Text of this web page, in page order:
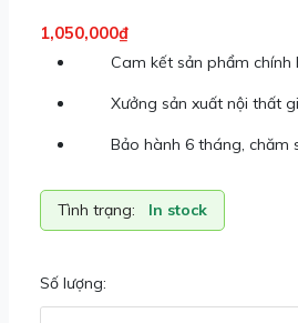
1,050,000₫
Cam kết sản phẩm chính
Xưởng sản xuất nội thất
Bảo hành 6 tháng, chăm
Tình trạng: In stock
Số lượng: